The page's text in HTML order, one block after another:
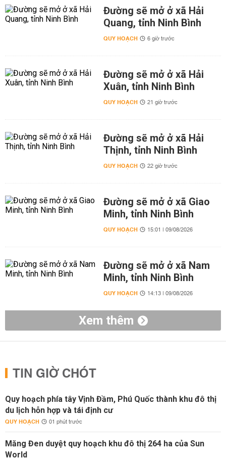
Đường sẽ mở ở xã Hải
Quang, tỉnh Ninh Bình
QUY HOẠCH 6 giờ trước
Đường sẽ mở ở xã Hải
Xuân, tỉnh Ninh Bình
QUY HOẠCH 21 giờ trước
Đường sẽ mở ở xã Hải
Thịnh, tỉnh Ninh Bình
QUY HOẠCH 22 giờ trước
Đường sẽ mở ở xã Giao
Minh, tỉnh Ninh Bình
QUY HOẠCH 15:01 | 09/08/2026
Đường sẽ mở ở xã Nam
Minh, tỉnh Ninh Bình
QUY HOẠCH 14:13 | 09/08/2026
Xem thêm
TIN GIỜ CHÓT
Quy hoạch phía tây Vịnh Đầm, Phú Quốc thành khu đô thị
du lịch hỗn hợp và tái định cư
QUY HOẠCH 01 phút trước
Măng Đen duyệt quy hoạch khu đô thị 264 ha của Sun
World